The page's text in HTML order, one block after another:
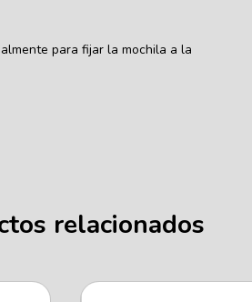
para fijar la mochila a la
relacionados